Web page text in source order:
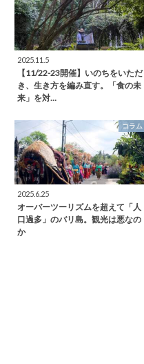
2025.11.5
【11/22-23開催】いのちをいただ
き、生き方を編み直す。「食の未
来」を対…
コラム
2025.6.25
オーバーツーリズムを超えて「人
口過多」のバリ島。観光は悪なの
か